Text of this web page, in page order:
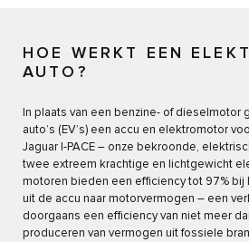
HOE WERKT EEN
AUTO?
In plaats van een benzine- of dieselmotor
auto’s (EV’s) een accu en elektromotor
Jaguar I-PACE – onze bekroonde,
twee extreem krachtige en lichtgewicht
motoren bieden een efficiency tot 97% bij
uit de accu naar motorvermogen – een
doorgaans een efficiency van niet meer
produceren van vermogen uit fossiele